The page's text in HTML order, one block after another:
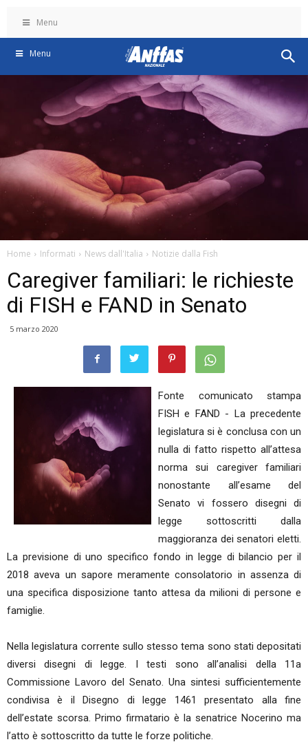
Menu
Menu
Home Informati News dall'Italia Notizie dalla Fish
Caregiver familiari: le richieste
di FISH e FAND in Senato
5 marzo 2020
Fonte comunicato stampa
FISH e FAND - La precedente
legislatura si è conclusa con un
nulla di fatto rispetto all’attesa
norma sui caregiver familiari
nonostante all’esame del
Senato vi fossero disegni di
legge sottoscritti dalla
maggioranza dei senatori eletti.
La previsione di uno specifico fondo in legge di bilancio per il
2018 aveva un sapore meramente consolatorio in assenza di
una specifica disposizione tanto attesa da milioni di persone e
famiglie.
Nella legislatura corrente sullo stesso tema sono stati depositati
diversi disegni di legge. I testi sono all’analisi della 11a
Commissione Lavoro del Senato. Una sintesi sufficientemente
condivisa è il Disegno di legge 1461 presentato alla fine
dell’estate scorsa. Primo firmatario è la senatrice Nocerino ma
l’atto è sottoscritto da tutte le forze politiche.